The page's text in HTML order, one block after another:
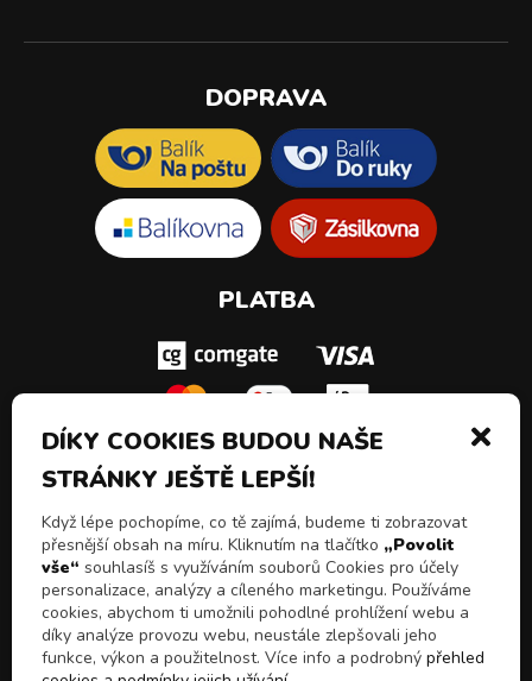
DOPRAVA
PLATBA
SLEDUJ NÁS!
DÍKY COOKIES BUDOU NAŠE
STRÁNKY JEŠTĚ LEPŠÍ!
Když lépe pochopíme, co tě zajímá, budeme ti zobrazovat
přesnější obsah na míru. Kliknutím na tlačítko „Povolit
vše“ souhlasíš s využíváním souborů Cookies pro účely
personalizace, analýzy a cíleného marketingu. Používáme
cookies, abychom ti umožnili pohodlné prohlížení webu a
díky analýze provozu webu, neustále zlepšovali jeho
funkce, výkon a použitelnost. Více info a podrobný přehled